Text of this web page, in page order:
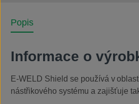
Popis
Informace o
E-WELD Shield se používá v
nástřikového systému a zajišťuje